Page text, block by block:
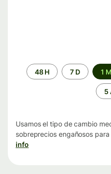
Periodo48 H 7 D 1 M
5
Usamos el tipo de cambio
sobreprecios engañosos
info